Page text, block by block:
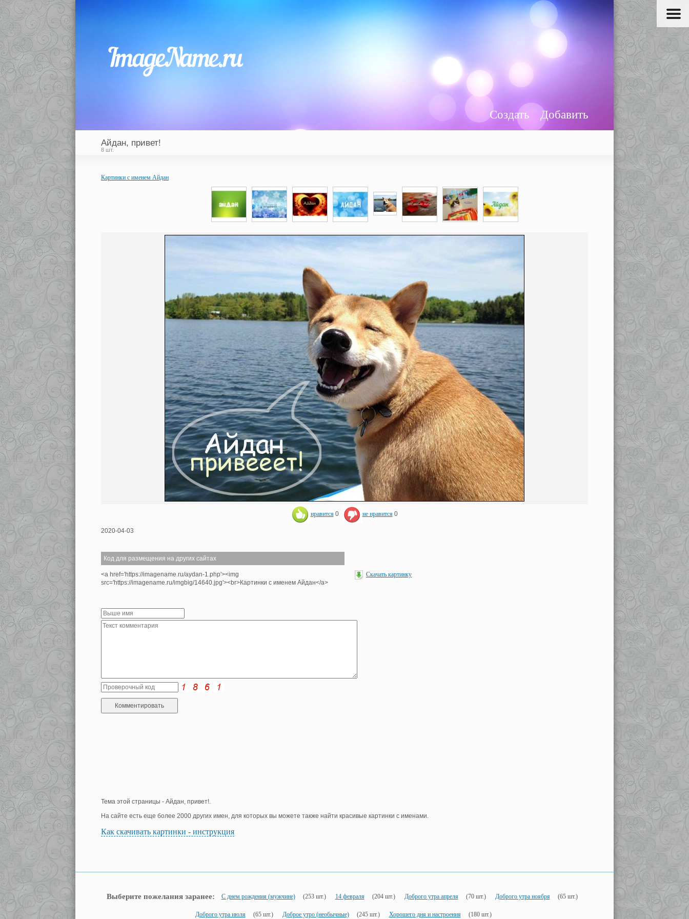
Добавить
Создать
Айдан, привет!
8 шт.
Картинки с именем Айдан
нравится 0 не нравится 0
2020-04-03
Код для размещения на других сайтах
<a href='https://imagename.ru/aydan-1.php'><img
src='https://imagename.ru/imgbig/14640.jpg'><br>Картинки с именем Айдан</a>
Скачать картинку
Тема этой страницы - Айдан, привет!.
На сайте есть еще более 2000 других имен, для которых вы можете также найти красивые картинки с именами.
Как скачивать картинки - инструкция
Выберите пожелания заранее: С днем рождения (мужчине) (253 шт.) 14 февраля (204 шт.) Доброго утра апреля (70 шт.) Доброго утра ноября (65 шт.)
Доброго утра июля (65 шт.) Доброе утро (необычные) (245 шт.) Хорошего дня и настроения (180 шт.)